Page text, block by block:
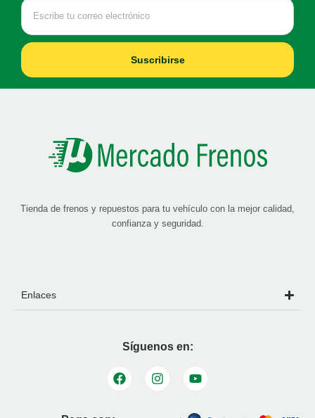
Suscribirse
Tienda de frenos y repuestos para tu vehículo con la mejor calidad,
confianza y seguridad.
Enlaces
Síguenos en: